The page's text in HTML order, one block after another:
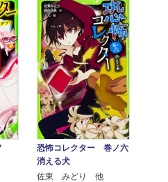
恐怖コレクター 巻ノ六
消える犬
佐東 みどり 他